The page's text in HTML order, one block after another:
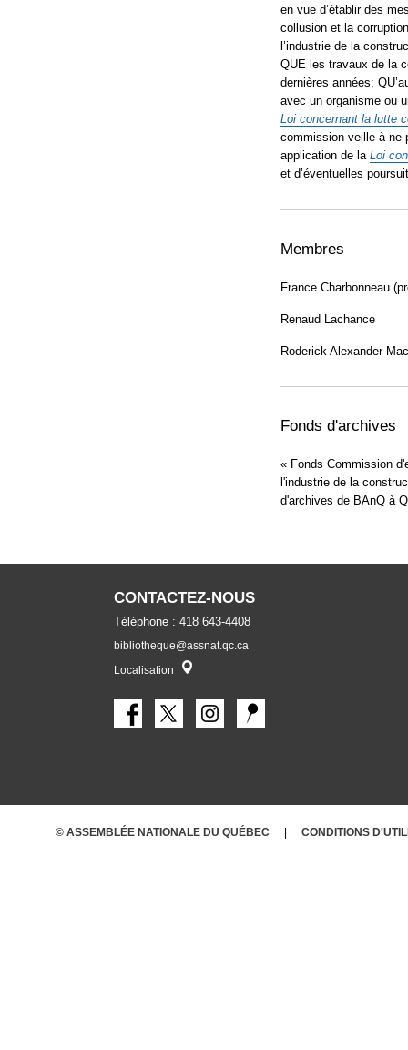
en vue d’établir des
collusion et la
l’industrie de la
QUE les travaux de la
dernières années;
avec un organisme ou
Loi concernant la lutte
commission veille à ne
application de la Loi
et d’éventuelles
Membres
France Charbonneau
Renaud Lachance
Roderick Alexander
Fonds d'archives
« Fonds Commission
l'industrie de la
d'archives de BAnQ à
CONTACTEZ-NOUS
Téléphone : 418 643-4408
bibliotheque@assnat.qc.ca
Localisation
© ASSEMBLÉE NATIONALE DU QUÉBEC CONDITIONS